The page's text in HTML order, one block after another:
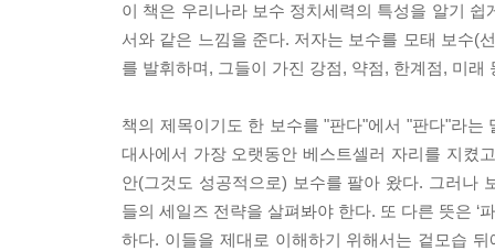
이 책은 우리나라 보수 정치세력의 특성을 알기
서와 같은 느낌을 준다. 저자는 보수를 모태 보수(
를 발휘하며, 그들이 가진 강점, 약점, 한계점, 미래
책의 제목이기도 한 보수를 "판다"에서 "판다"라
대사에서 가장 오랫동안 베스트셀러 자리를 지켰
안(그것도 성공적으로) 보수를 팔아 왔다. 그러나
들의 세일즈 전략을 살펴봐야 한다. 또 다른 뜻은 ‘
하다. 이들을 제대로 이해하기 위해서는 겉모습